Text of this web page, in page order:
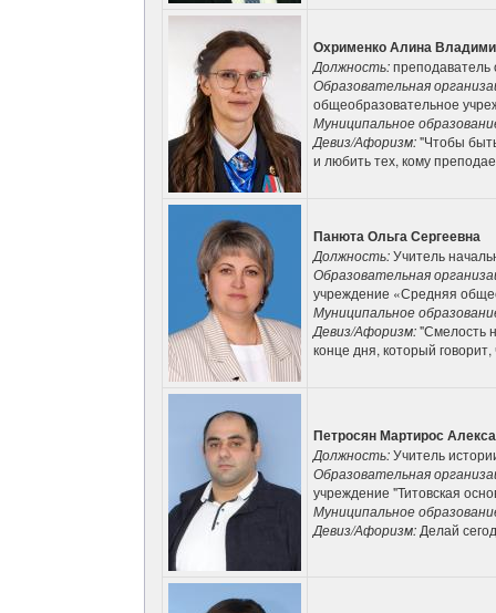
Охрименко Алина
Должность:преподаватель
Образовательная
общеобразовательное
Муниципальное
Девиз/Афоризм:"Чтобы
и любить тех, кому
Панюта Ольга Сергеевна
Должность:Учитель
Образовательная
учреждение «Средняя
Муниципальное
Девиз/Афоризм:"Смелость
конце дня, который
Петросян Мартирос
Должность:Учитель
Образовательная
учреждение "Титовская
Муниципальное
Девиз/Афоризм: Делай